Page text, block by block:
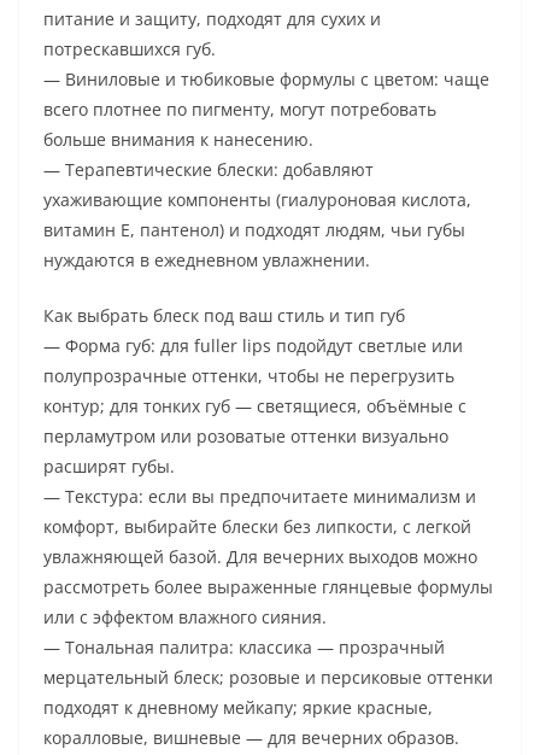
питание и защиту, подходят для сухих и
потрескавшихся губ.
— Виниловые и тюбиковые формулы с цветом: чаще
всего плотнее по пигменту, могут потребовать
больше внимания к нанесению.
— Терапевтические блески: добавляют
ухаживающие компоненты (гиалуроновая кислота,
витамин E, пантенол) и подходят людям, чьи губы
нуждаются в ежедневном увлажнении.
Как выбрать блеск под ваш стиль и тип губ
— Форма губ: для fuller lips подойдут светлые или
полупрозрачные оттенки, чтобы не перегрузить
контур; для тонких губ — светящиеся, объёмные с
перламутром или розоватые оттенки визуально
расширят губы.
— Текстура: если вы предпочитаете минимализм и
комфорт, выбирайте блески без липкости, с легкой
увлажняющей базой. Для вечерних выходов можно
рассмотреть более выраженные глянцевые формулы
или с эффектом влажного сияния.
— Тональная палитра: классика — прозрачный
мерцательный блеск; розовые и персиковые оттенки
подходят к дневному мейкапу; яркие красные,
коралловые, вишневые — для вечерних образов.